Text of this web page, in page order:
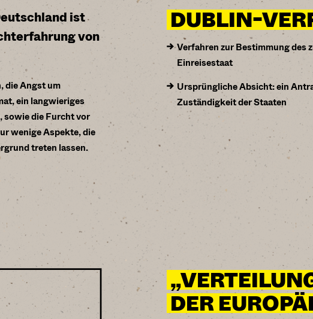
ist
von
die Angst um
ein langwieriges
sowie die Furcht vor
wenige Aspekte, die
treten lassen.
DUBLIN-
Verfahren zur Bestimmung
Einreisestaat
Ursprüngliche Absicht: ein
Zuständigkeit der Staaten
DER